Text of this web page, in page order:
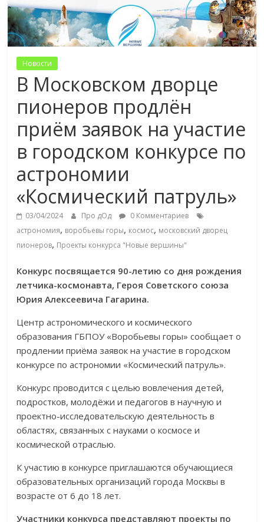
Новости
В Московском дворце
пионеров продлён
приём заявок на участие
в городском конкурсе по
астрономии
«Космический патруль»
03/04/2024 Про дОд
0 Комментариев
астрономия, воробьевы горы, космос, московский дворец
пионеров, Проекты конкурса "Новые вершины"
Конкурс посвящается 90-летию со дня рождения
летчика-космонавта, Героя Советского союза
Юрия Алексеевича Гагарина.
Центр астрономического и космического
образования ГБПОУ «Воробьевы горы» сообщает о
продлении приёма заявок на участие в городском
конкурсе по астрономии «Космический патруль».
Конкурс проводится с целью вовлечения детей,
подростков, молодёжи и педагогов в научную и
проектно-исследовательскую деятельность в
областях, связанных с науками о космосе и
космической отраслью.
К участию в конкурсе приглашаются обучающиеся
образовательных организаций города Москвы в
возрасте от 6 до 18 лет.
Участники конкурса представляют проекты по